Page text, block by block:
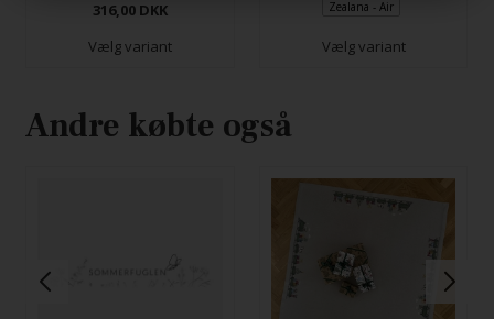
316,00 DKK
Vælg variant
Zealana - Air
Vælg variant
Andre købte også